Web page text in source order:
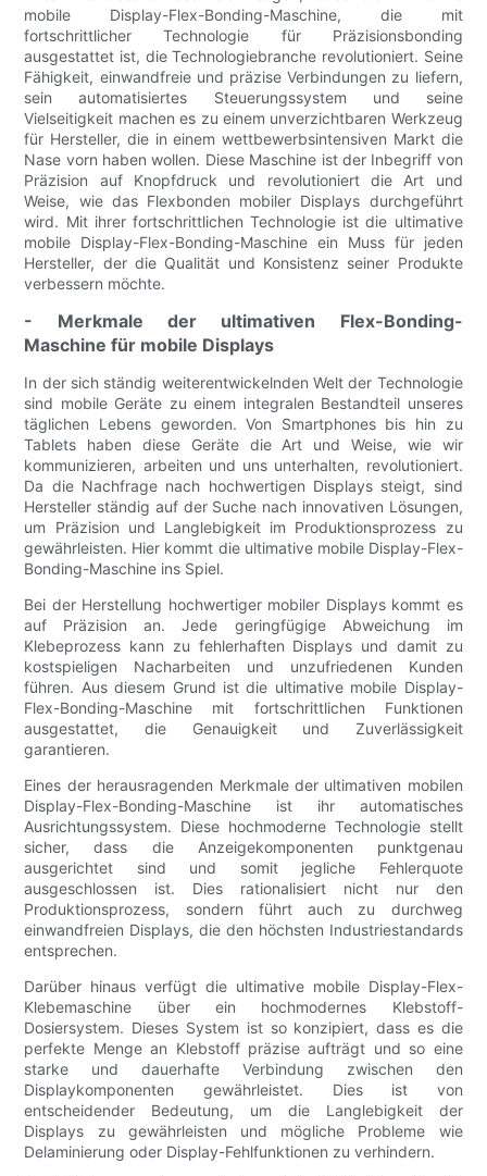
mobile Display-Flex-Bonding-Maschine, die mit
fortschrittlicher Technologie für Präzisionsbonding
ausgestattet ist, die Technologiebranche revolutioniert. Seine
Fähigkeit, einwandfreie und präzise Verbindungen zu liefern,
sein automatisiertes Steuerungssystem und seine
Vielseitigkeit machen es zu einem unverzichtbaren Werkzeug
für Hersteller, die in einem wettbewerbsintensiven Markt die
Nase vorn haben wollen. Diese Maschine ist der Inbegriff von
Präzision auf Knopfdruck und revolutioniert die Art und
Weise, wie das Flexbonden mobiler Displays durchgeführt
wird. Mit ihrer fortschrittlichen Technologie ist die ultimative
mobile Display-Flex-Bonding-Maschine ein Muss für jeden
Hersteller, der die Qualität und Konsistenz seiner Produkte
verbessern möchte.
- Merkmale der ultimativen Flex-Bonding-
Maschine für mobile Displays
In der sich ständig weiterentwickelnden Welt der Technologie
sind mobile Geräte zu einem integralen Bestandteil unseres
täglichen Lebens geworden. Von Smartphones bis hin zu
Tablets haben diese Geräte die Art und Weise, wie wir
kommunizieren, arbeiten und uns unterhalten, revolutioniert.
Da die Nachfrage nach hochwertigen Displays steigt, sind
Hersteller ständig auf der Suche nach innovativen Lösungen,
um Präzision und Langlebigkeit im Produktionsprozess zu
gewährleisten. Hier kommt die ultimative mobile Display-Flex-
Bonding-Maschine ins Spiel.
Bei der Herstellung hochwertiger mobiler Displays kommt es
auf Präzision an. Jede geringfügige Abweichung im
Klebeprozess kann zu fehlerhaften Displays und damit zu
kostspieligen Nacharbeiten und unzufriedenen Kunden
führen. Aus diesem Grund ist die ultimative mobile Display-
Flex-Bonding-Maschine mit fortschrittlichen Funktionen
ausgestattet, die Genauigkeit und Zuverlässigkeit
garantieren.
Eines der herausragenden Merkmale der ultimativen mobilen
Display-Flex-Bonding-Maschine ist ihr automatisches
Ausrichtungssystem. Diese hochmoderne Technologie stellt
sicher, dass die Anzeigekomponenten punktgenau
ausgerichtet sind und somit jegliche Fehlerquote
ausgeschlossen ist. Dies rationalisiert nicht nur den
Produktionsprozess, sondern führt auch zu durchweg
einwandfreien Displays, die den höchsten Industriestandards
entsprechen.
Darüber hinaus verfügt die ultimative mobile Display-Flex-
Klebemaschine über ein hochmodernes Klebstoff-
Dosiersystem. Dieses System ist so konzipiert, dass es die
perfekte Menge an Klebstoff präzise aufträgt und so eine
starke und dauerhafte Verbindung zwischen den
Displaykomponenten gewährleistet. Dies ist von
entscheidender Bedeutung, um die Langlebigkeit der
Displays zu gewährleisten und mögliche Probleme wie
Delaminierung oder Display-Fehlfunktionen zu verhindern.